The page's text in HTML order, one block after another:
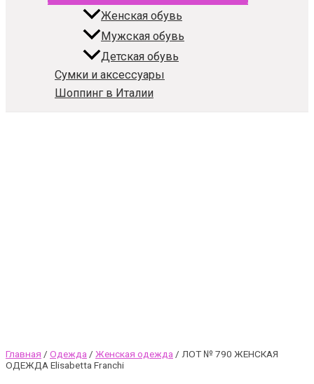
Женская обувь
Мужская обувь
Детская обувь
Сумки и аксессуары
Шоппинг в Италии
Главная / Одежда/ Женская одежда/ ЛОТ № 790 ЖЕНСКАЯ
ОДЕЖДА Elisabetta Franchi